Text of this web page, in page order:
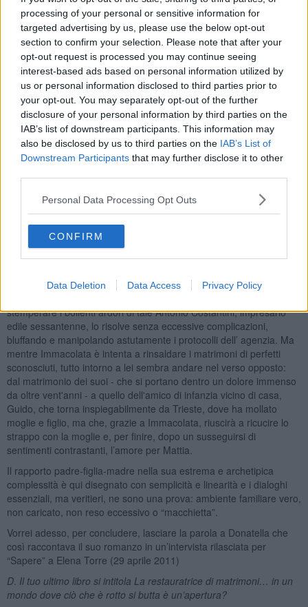
processing of your personal or sensitive information for
targeted advertising by us, please use the below opt-out
section to confirm your selection. Please note that after your
opt-out request is processed you may continue seeing
interest-based ads based on personal information utilized by
us or personal information disclosed to third parties prior to
your opt-out. You may separately opt-out of the further
disclosure of your personal information by third parties on the
IAB’s list of downstream participants. This information may
also be disclosed by us to third parties on the IAB’s List of
Downstream Participants that may further disclose it to other
Personal Data Processing Opt Outs
CONFIRM
Data Deletion Data Access Privacy Policy
partenza ….”
E, alla fine, i duemilacento euro netti di fisso mensile, la copertura
di tutte le spese, un bilocale con soppalco in comodato d’uso
gratuito e il dieci per cento del guadagno per ogni caso risolto
convincono Immacolata ad accettare, entrando a far parte della
Profam, l’agenzia di restauro matrimoni.
Il primo cliente, tale Luca Dainelli, lo accalappia fingendo di essere
stata investita dalla sua auto e da quel momento per lui, lei
diventerà un’ossessione.
Quello che, però, lei non deve mai dimenticarsi e che Giuliana, la
(…) non è portarsi a letto un uomo … è disegnare per lui un
percorso di rivalutazione di quel che aveva “prima di te” e che devi
fare in modo capisca essere migliore … Tu sei il male che spinge
verso il bene … hai il dovere di farti disprezzare.”
Per quanto ambizioso (o contraddittorio) possa essere, adescare
indissolubile alle proprie mogli è un lavoro che a Immacolata riesce
stemperare i bollenti ardori di tale Antonio Costantini, impresario
edile sessantenne, lo risolve senza eccessive complicazioni,
bluffando e manipolando astutamente i protocolli dell’ agenzia. Ma
mentre Immacolata è intenta a rinsaldare i matrimoni di perfetti
sconosciuti, tutto intorno a lei sembra andare nel verso opposto:
dal matrimonio dei suoi - che si portano dentro un dolore immenso
da oltre vent'anni - a quello dell'amico di infanzia vicino di casa,
Guido, che torna inspiegabilmente da Trieste, dove ha mollato
moglie e figlio, ma che, grazie a Immacolata, riuscirà a ricucire lo
strappo con la moglie e, per finire, dopo un susseguirsi di
sentimenti contrastanti, l’amore per Mattia.
Il rapporto padre-figlia-madre nella sua estrema e archetipica
complessità è qui disegnato con semplicità e linearità e i dialoghi
essenziali, ma veritieri, ne sono una prova: ambiente familiare vero,
non caricato, non reso eccessivo o “macchietta”.
Vorrei adesso, per concludere, lasciare la parola a Donatella che
così raccontava il suo romanzo in un’intervista rilasciata per
“Sapere” a Elena Torre (29 aprile 2011)
D. Il tuo ultimo libro si intitola La restauratrice di matrimoni… in un
mondo dove ciò che è rotto si butta è un’apertura?